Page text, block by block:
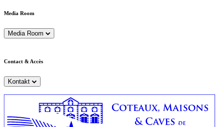
Media Room
Media Room
Contact & Accès
Kontakt